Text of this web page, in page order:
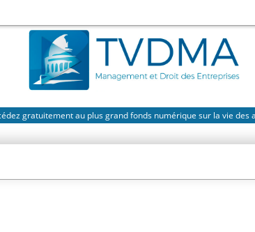
gratuitement au plus grand fonds numérique sur la vie des